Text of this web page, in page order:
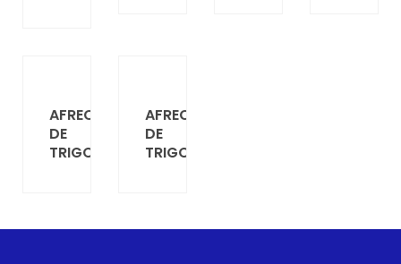
AFRECHO
DE
TRIGO
AFRECHO
DE
TRIGO